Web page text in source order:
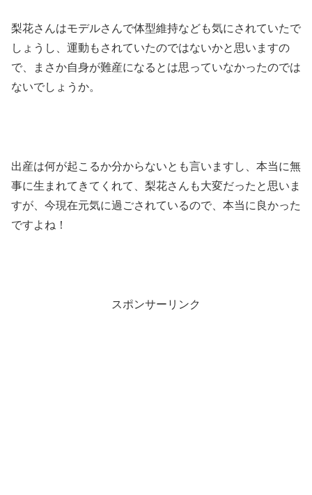
梨花さんはモデルさんで体型維持なども気にされていたで
しょうし、運動もされていたのではないかと思いますの
で、まさか自身が難産になるとは思っていなかったのでは
ないでしょうか。
出産は何が起こるか分からないとも言いますし、本当に無
事に生まれてきてくれて、梨花さんも大変だったと思いま
すが、今現在元気に過ごされているので、本当に良かった
ですよね！
スポンサーリンク